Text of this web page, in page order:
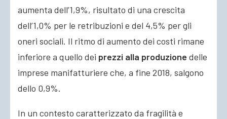
aumenta dell’1,9%, risultato di una crescita
dell’1,0% per le retribuzioni e del 4,5% per gli
oneri sociali. Il ritmo di aumento dei costi rimane
inferiore a quello dei prezzi alla produzione delle
imprese manifatturiere che, a fine 2018, salgono
dello 0,9%.
In un contesto caratterizzato da fragilità e